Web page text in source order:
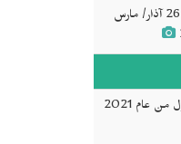
حصيلة الانتهاكات بحق المرأة في اليمن من 26 آذار/ مارس
عام 2021